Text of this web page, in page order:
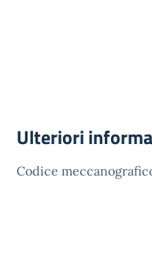
Ulteriori
Codice